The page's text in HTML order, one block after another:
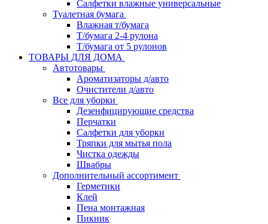
Салфетки влажные универсальные
Туалетная бумага
Влажная т/бумага
Т/бумага 2-4 рулона
Т/бумага от 5 рулонов
ТОВАРЫ ДЛЯ ДОМА
Автотовары
Ароматизаторы д/авто
Очистители д/авто
Все для уборки
Дезенфицирующие средства
Перчатки
Салфетки для уборки
Тряпки для мытья пола
Чистка одежды
Швабры
Дополнительный ассортимент
Герметики
Клей
Пена монтажная
Пикник